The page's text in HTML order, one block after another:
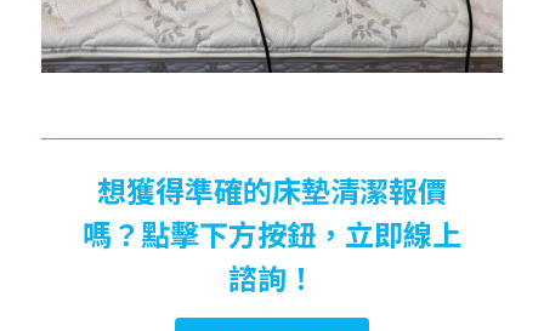
想獲得準確的床墊清潔報價
嗎？點擊下方按鈕，立即線上
諮詢！